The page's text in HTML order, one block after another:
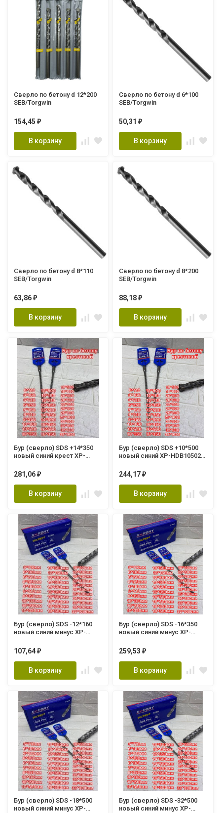
Сверло по бетону d 12*200
SEB/Torgwin
154,45 ₽
В корзину
Сверло по бетону d 6*100
SEB/Torgwin
50,31 ₽
В корзину
Сверло по бетону d 8*110
SEB/Torgwin
63,86 ₽
В корзину
Сверло по бетону d 8*200
SEB/Torgwin
88,18 ₽
В корзину
Бур (сверло) SDS +14*350
новый синий крест XP-
281,06 ₽
В корзину
Бур (сверло) SDS +10*500
новый синий XP-HDB10502
244,17 ₽
В корзину
Бур (сверло) SDS -12*160
новый синий минус XP-
107,64 ₽
В корзину
Бур (сверло) SDS -16*350
новый синий минус XP-
259,53 ₽
В корзину
Бур (сверло) SDS -18*500
новый синий минус XP-
Бур (сверло) SDS -32*500
новый синий минус XP-